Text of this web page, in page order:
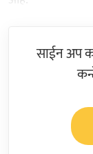
साईन अप